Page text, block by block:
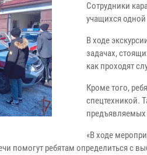
Сотрудники
учащихся
В ходе
задачах,
как проходят
Кроме того,
спецтехникой.
«В ходе
помогут ребятам определиться